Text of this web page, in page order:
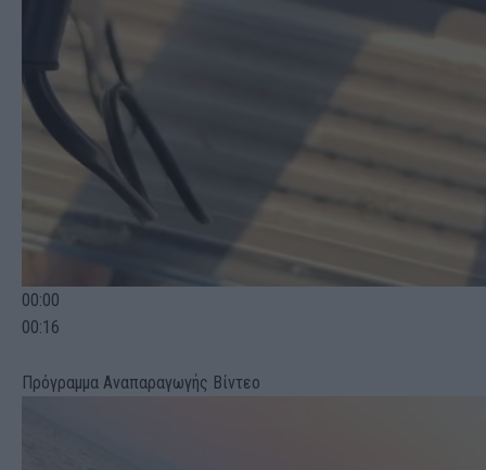
00:00
00:16
Πρόγραμμα Αναπαραγωγής Βίντεο